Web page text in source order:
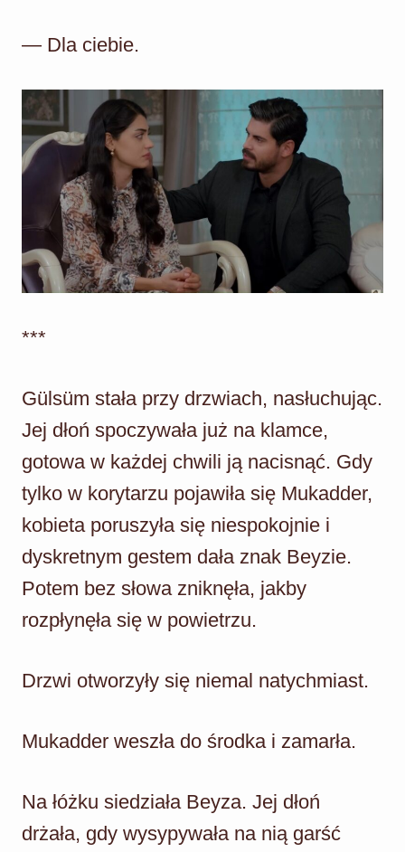
— Dla ciebie.
***
Gülsüm stała przy drzwiach, nasłuchując.
Jej dłoń spoczywała już na klamce,
gotowa w każdej chwili ją nacisnąć. Gdy
tylko w korytarzu pojawiła się Mukadder,
kobieta poruszyła się niespokojnie i
dyskretnym gestem dała znak Beyzie.
Potem bez słowa zniknęła, jakby
rozpłynęła się w powietrzu.
Drzwi otworzyły się niemal natychmiast.
Mukadder weszła do środka i zamarła.
Na łóżku siedziała Beyza. Jej dłoń
drżała, gdy wysypywała na nią garść